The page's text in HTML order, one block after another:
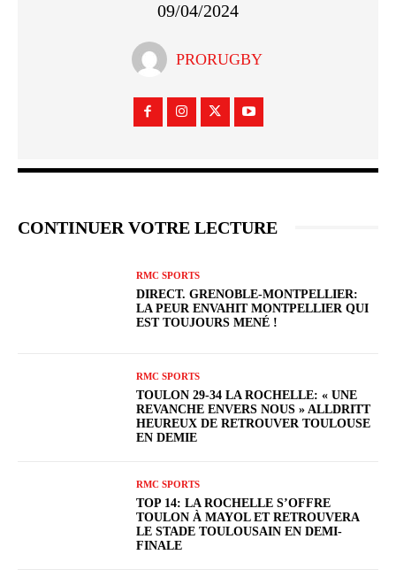
09/04/2024
PRORUGBY
CONTINUER VOTRE LECTURE
RMC SPORTS
DIRECT. GRENOBLE-MONTPELLIER:
LA PEUR ENVAHIT MONTPELLIER QUI
EST TOUJOURS MENÉ !
RMC SPORTS
TOULON 29-34 LA ROCHELLE: « UNE
REVANCHE ENVERS NOUS » ALLDRITT
HEUREUX DE RETROUVER TOULOUSE
EN DEMIE
RMC SPORTS
TOP 14: LA ROCHELLE S’OFFRE
TOULON À MAYOL ET RETROUVERA
LE STADE TOULOUSAIN EN DEMI-
FINALE